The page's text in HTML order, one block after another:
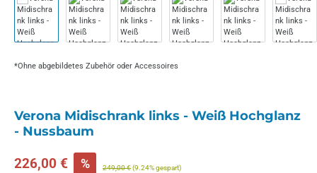
*Ohne abgebildetes Zubehör oder Accessoires
Verona Midischrank links - Weiß Hochglanz
- Nussbaum
Verkaufspreis:
226,00 € % Regulärer Preis:
249,00 €(9.24% gespart)